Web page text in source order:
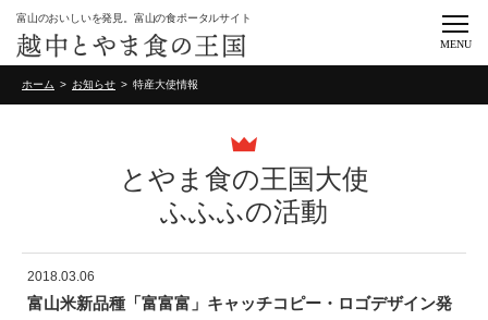
富山のおいしいを発見。富山の食ポータルサイト
MENU
ホーム お知らせ 特産大使情報
とやま食の王国大使
ふふふの活動
2018.03.06
富山米新品種「富富富」キャッチコピー・ロゴデザイン発